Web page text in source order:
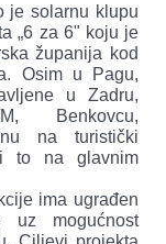
je solarnu klupu
„6 za 6" koju je
županija kod
Osim u Pagu,
u Zadru,
Benkovcu,
na turistički
i to na glavnim
ima ugrađen
uz mogućnost